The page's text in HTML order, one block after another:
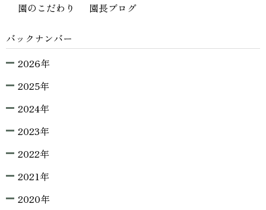
園のこだわり
園長ブログ
バックナンバー
2026年
2025年
2024年
2023年
2022年
2021年
2020年